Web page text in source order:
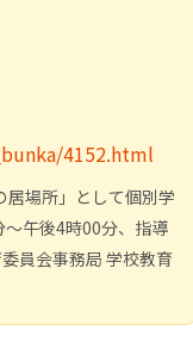
4152.html
場所」として個別学
午後4時00分、指導
員会事務局 学校教育